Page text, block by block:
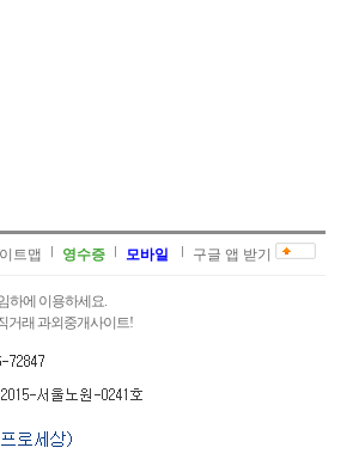
트맵 영수증 모바일 구글 앱 받기
하에 이용하세요.
거래 과외중개사이트!